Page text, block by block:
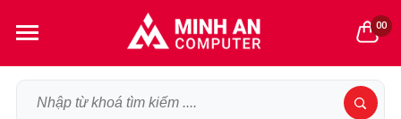
00